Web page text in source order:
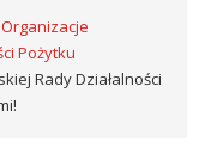
Organizacje
Pożytku
Rady Działalności